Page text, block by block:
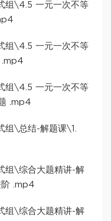
组\4.5 一元一次不等
组\4.5 一元一次不等
.mp4
组\4.5 一元一次不等
.mp4
组\总结-解题课\1.
组\综合大题精讲-解
阶 .mp4
组\综合大题精讲-解